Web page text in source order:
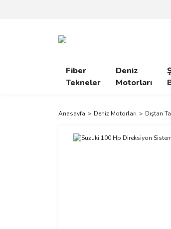
Fiber
Tekneler
Deniz
Motorları
Anasayfa Deniz Motorları Dıştan